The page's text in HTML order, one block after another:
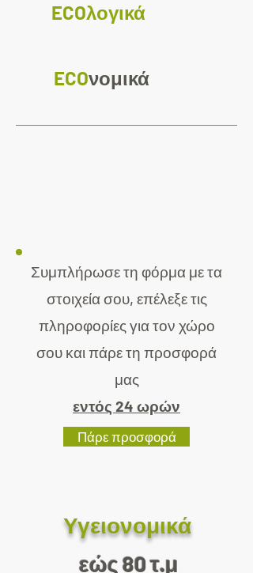
ECOλογικά
ECOνομικά
Πάρε προσφορά
Συμπλήρωσε τη φόρμα με τα
στοιχείασου, επέλεξε τις
πληροφορίες για τον χώρο
σου και πάρε τη προσφορά
μας
εντός 24 ωρών
Υγειονομικά
εώς 80 τ.μ